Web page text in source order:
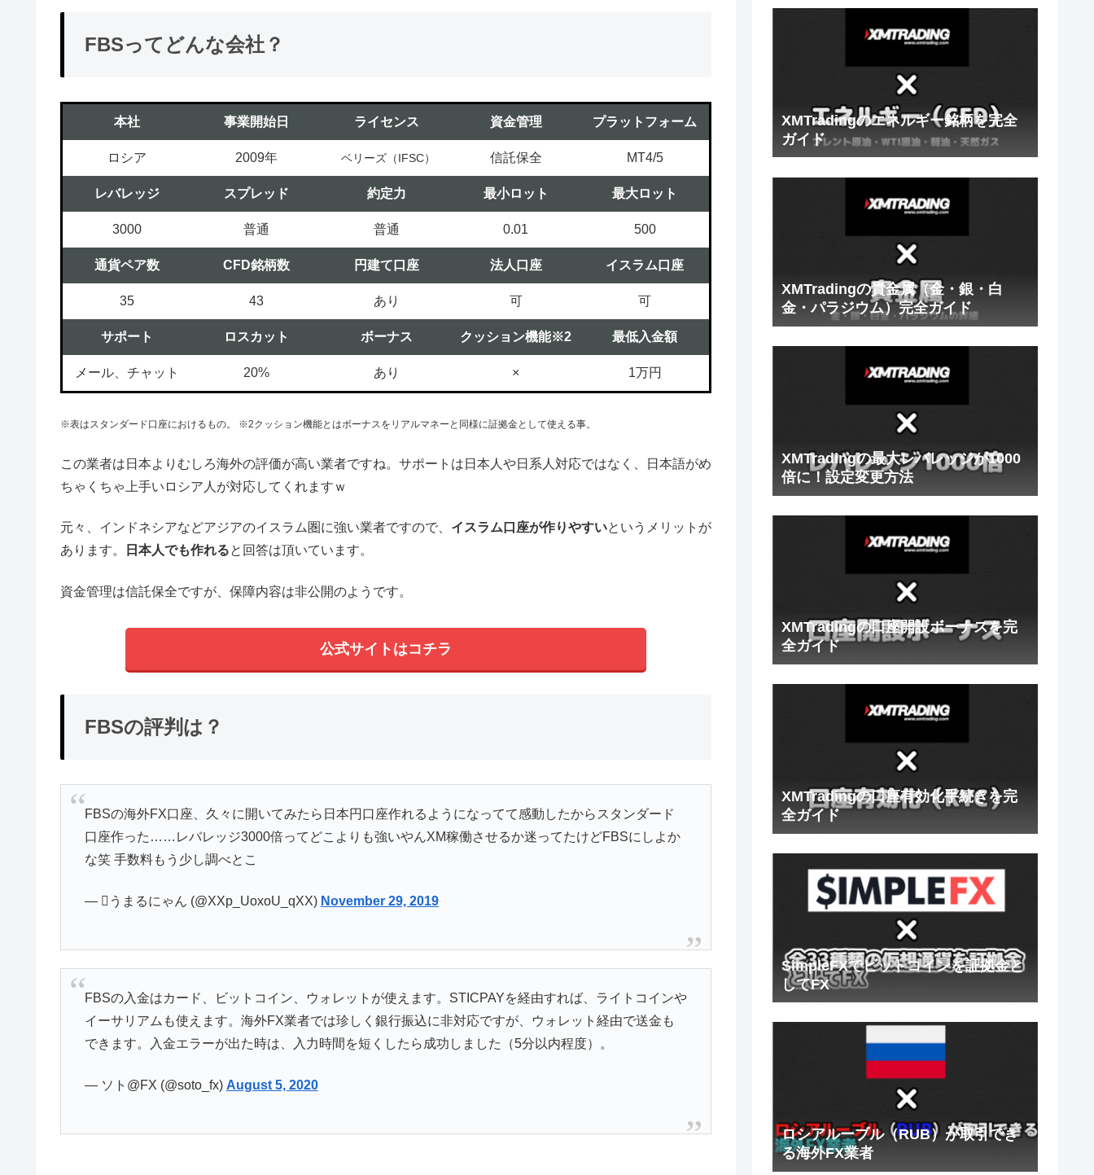
FBSってどんな会社？
本社 事業開始日 ライセンス 資金管理 プラットフォーム
ロシア 2009年 ベリーズ（IFSC） 信託保全 MT4/5
レバレッジ スプレッド 約定力 最小ロット 最大ロット
3000 普通 普通 0.01 500
通貨ペア数 CFD銘柄数 円建て口座 法人口座 イスラム口座
35 43 あり 可 可
サポート ロスカット ボーナス クッション機能※2 最低入金額
メール、チャット 20% あり × 1万円
※表はスタンダード口座におけるもの。 ※2クッション機能とはボーナスをリアルマネーと同様に証拠金として使える事。
この業者は日本よりむしろ海外の評価が高い業者ですね。サポートは日本人や日系人対応ではなく、日本語がめ
ちゃくちゃ上手いロシア人が対応してくれますｗ
元々、インドネシアなどアジアのイスラム圏に強い業者ですので、 イスラム口座が作りやすいというメリットが
あります。
日本人でも作れると回答は頂いています。
資金管理は信託保全ですが、保障内容は非公開のようです。
公式サイトはコチラ
FBSの評判は？
FBSの海外FX口座、久々に開いてみたら日本円口座作れるようになってて感動したからスタンダード
口座作った……レバレッジ3000倍ってどこよりも強いやんXM稼働させるか迷ってたけどFBSにしよか
な笑 手数料もう少し調べとこ
— ️‍⃤うまるにゃん (@XXp_UoxoU_qXX) November 29, 2019
FBSの入金はカード、ビットコイン、ウォレットが使えます。STICPAYを経由すれば、ライトコインや
イーサリアムも使えます。海外FX業者では珍しく銀行振込に非対応ですが、ウォレット経由で送金も
できます。入金エラーが出た時は、入力時間を短くしたら成功しました（5分以内程度）。
— ソト@FX (@soto_fx) August 5, 2020
XMTradingのエネルギー銘柄を完全
ガイド
XMTradingの貴金属（金・銀・白
金・パラジウム）完全ガイド
XMTradingの最大レバレッジが1000
倍に！設定変更方法
XMTradingの口座開設ボーナスを完
全ガイド
XMTradingの口座有効化手続きを完
全ガイド
SimpleFXでビットコインを証拠金と
してFX
ロシアルーブル（RUB）が取引でき
る海外FX業者